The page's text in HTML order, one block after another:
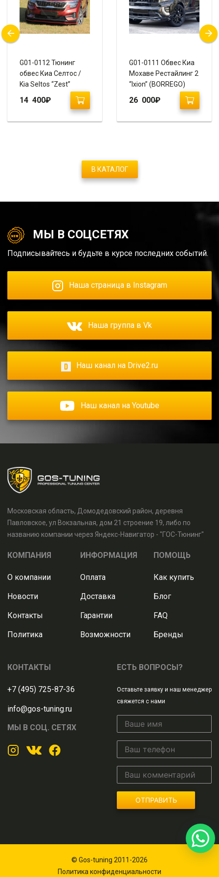
G01-0112 Тюнинг
обвес Киа Селтос /
Kia Seltos “Zest”
14 400₽
G01-0111 Обвес Киа
Мохаве Рестайлинг 2
“Ixion” (BORREGO)
26 000₽
В КАТАЛОГ
МЫ В СОЦСЕТЯХ
Подписывайтесь и будьте в курсе последних событий.
Наша страница в Instagram
Наша группа в Vk
Наш канал на Drive2.ru
Наш канал на Youtube
Московская область, Домодедовский район, деревня
Павловское, ул Вокзальная, дом 21 строение 19, либо по
названию компании через Яндекс-Навигатор - "ГОС-Тюнинг"
КОМПАНИЯ
О компании
Новости
Контакты
Политика
ИНФОРМАЦИЯ
Оплата
Доставка
Гарантии
Возможности
ПОМОЩЬ
Как купить
Блог
FAQ
Бренды
КОНТАКТЫ
+7 (495) 725-87-36
info@gos-tuning.ru
МЫ В СОЦ. СЕТЯХ
ЕСТЬ ВОПРОСЫ?
Оставьте заявку и наш менеджер
свяжется с нами
ОТПРАВИТЬ
© Gos-tuning 2011-2026
Политика конфиденциальности